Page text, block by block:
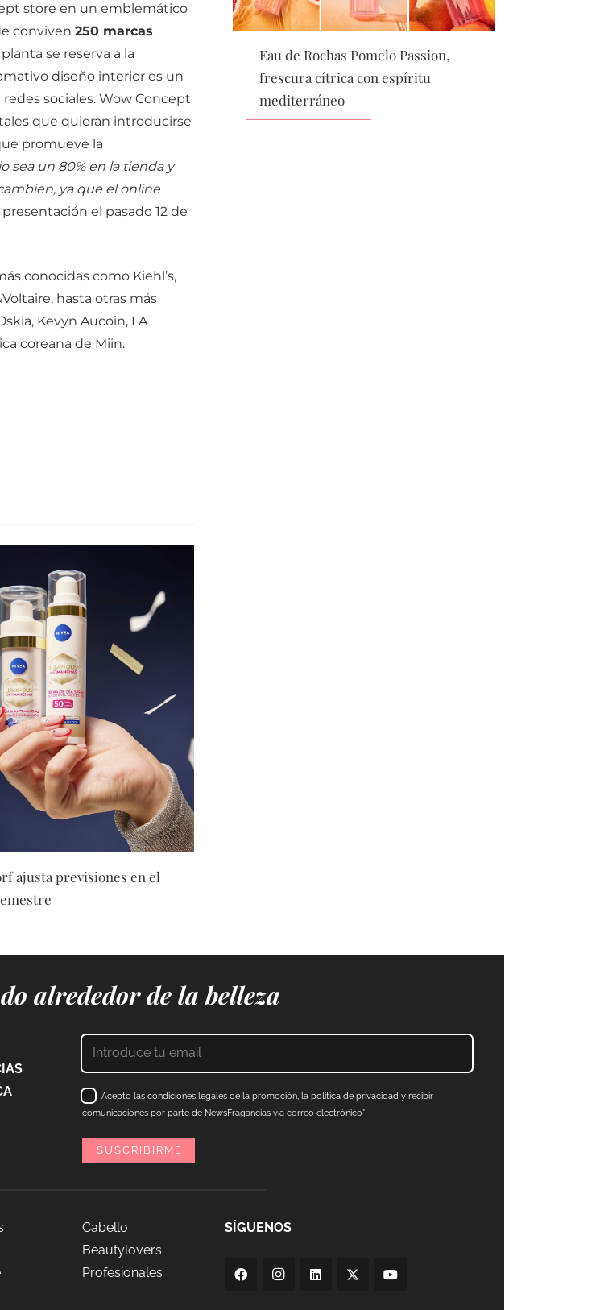
store en un emblemático
conviven 250 marcas
se reserva a la
diseño interior es un
sociales. Wow Concept
que quieran introducirse
promueve la
sea un 80% en la tienda y
ya que el online
el pasado 12 de
conocidas como Kiehl’s,
hasta otras más
Kevyn Aucoin, LA
coreana de Miin.
ajusta previsiones en el
Eau de Rochas Pomelo Passion,
frescura cítrica con espíritu
mediterráneo
alrededor de la belleza
Acepto las condiciones legales de la promoción, la política de privacidad y recibir
comunicaciones por parte de NewsFragancias vía correo electrónico*
Cabello
Beautylovers
Profesionales
SÍGUENOS